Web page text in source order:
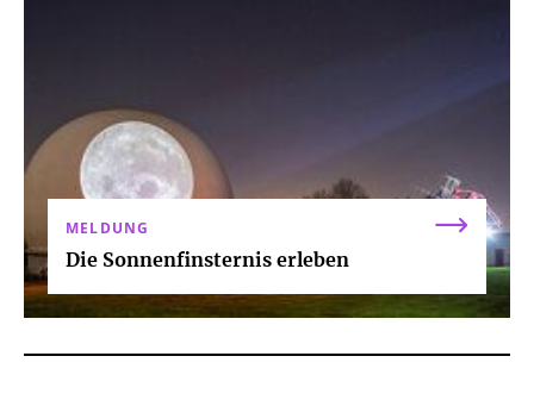
MELDUNG
Die Sonnenfinsternis erleben